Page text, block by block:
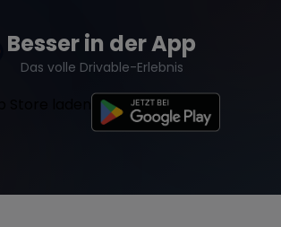
Besser in der App
Das volle Drivable-Erlebnis